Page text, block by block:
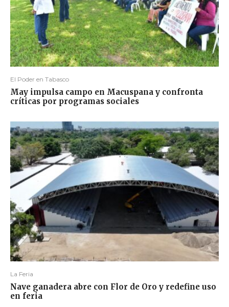
El Poder en Tabasco
May impulsa campo en Macuspana y confronta
críticas por programas sociales
La Feria
Nave ganadera abre con Flor de Oro y redefine uso
en feria